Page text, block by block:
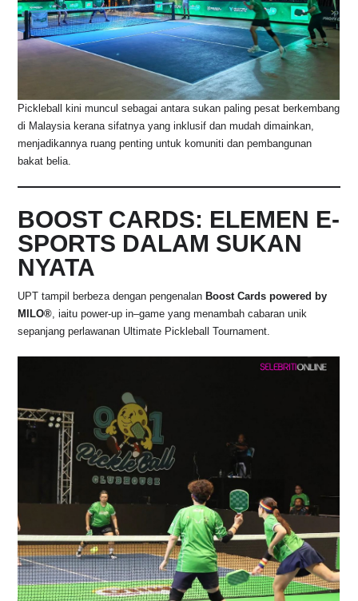
Pickleball kini muncul sebagai antara sukan paling pesat berkembang
di Malaysia kerana sifatnya yang inklusif dan mudah dimainkan,
menjadikannya ruang penting untuk komuniti dan pembangunan
bakat belia.
BOOST CARDS: ELEMEN E-
SPORTS DALAM SUKAN
NYATA
UPT tampil berbeza dengan pengenalan Boost Cards powered by
MILO®, iaitu power-up in–game yang menambah cabaran unik
sepanjang perlawanan Ultimate Pickleball Tournament.